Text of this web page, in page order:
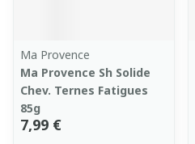
Ma Provence
Ma Provence Sh Solide
Chev. Ternes Fatigues
85g
7,99 €